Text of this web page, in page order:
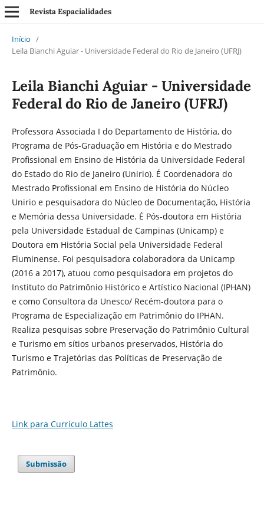
Revista Espacialidades
Início /
Leila Bianchi Aguiar - Universidade Federal do Rio de Janeiro (UFRJ)
Leila Bianchi Aguiar - Universidade
Federal do Rio de Janeiro (UFRJ)
Professora Associada I do Departamento de História, do
Programa de Pós-Graduação em História e do Mestrado
Profissional em Ensino de História da Universidade Federal
do Estado do Rio de Janeiro (Unirio). É Coordenadora do
Mestrado Profissional em Ensino de História do Núcleo
Unirio e pesquisadora do Núcleo de Documentação, História
e Memória dessa Universidade. É Pós-doutora em História
pela Universidade Estadual de Campinas (Unicamp) e
Doutora em História Social pela Universidade Federal
Fluminense. Foi pesquisadora colaboradora da Unicamp
(2016 a 2017), atuou como pesquisadora em projetos do
Instituto do Patrimônio Histórico e Artístico Nacional (IPHAN)
e como Consultora da Unesco/ Recém-doutora para o
Programa de Especialização em Patrimônio do IPHAN.
Realiza pesquisas sobre Preservação do Patrimônio Cultural
e Turismo em sítios urbanos preservados, História do
Turismo e Trajetórias das Políticas de Preservação de
Patrimônio.
Link para Currículo Lattes
Submissão